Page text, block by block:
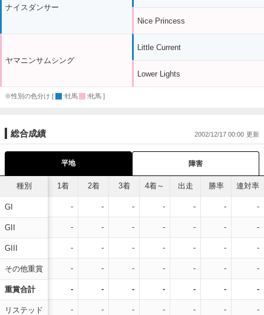
ナイスダンサー
ヤマニンサムシング
Nice Princess
Little Current
Lower Lights
※性別の色分け [ :牡馬 :牝馬 ]
総合成績 2002/12/17 00:00
平地 障害
種別
GI
GII
GIII
その他重賞
重賞合計
リステッド
1着 2着 3着 4着～ 出走 勝率 連対率
- - - - - - -
- - - - - - -
- - - - - - -
- - - - - - -
- - - - - - -
- - - - - - -